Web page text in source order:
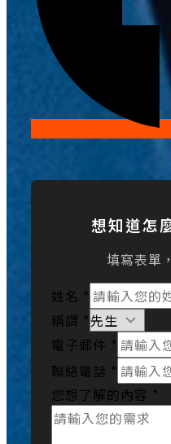
想知道怎
填寫表單
姓名 *
稱謂 *
電子郵件 *
聯絡電話 *
您想了解的內容 *